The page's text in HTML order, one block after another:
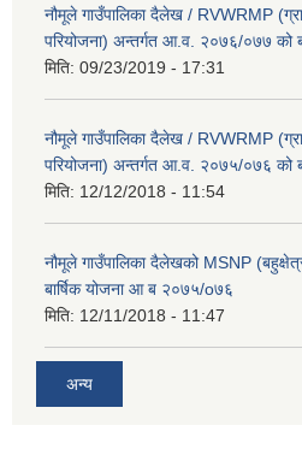
नौमूले गाउँपालिका दैलेख / RVWRMP
परियोजना) अन्तर्गत आ.व. २०७६/०७७ को
मिति: 09/23/2019 - 17:31
नौमूले गाउँपालिका दैलेख / RVWRMP
परियोजना) अन्तर्गत आ.व. २०७५/०७६ को
मिति: 12/12/2018 - 11:54
नौमूले गाउँपालिका दैलेखको MSNP
बार्षिक योजना आ ब २०७५/o७६
मिति: 12/11/2018 - 11:47
अन्य